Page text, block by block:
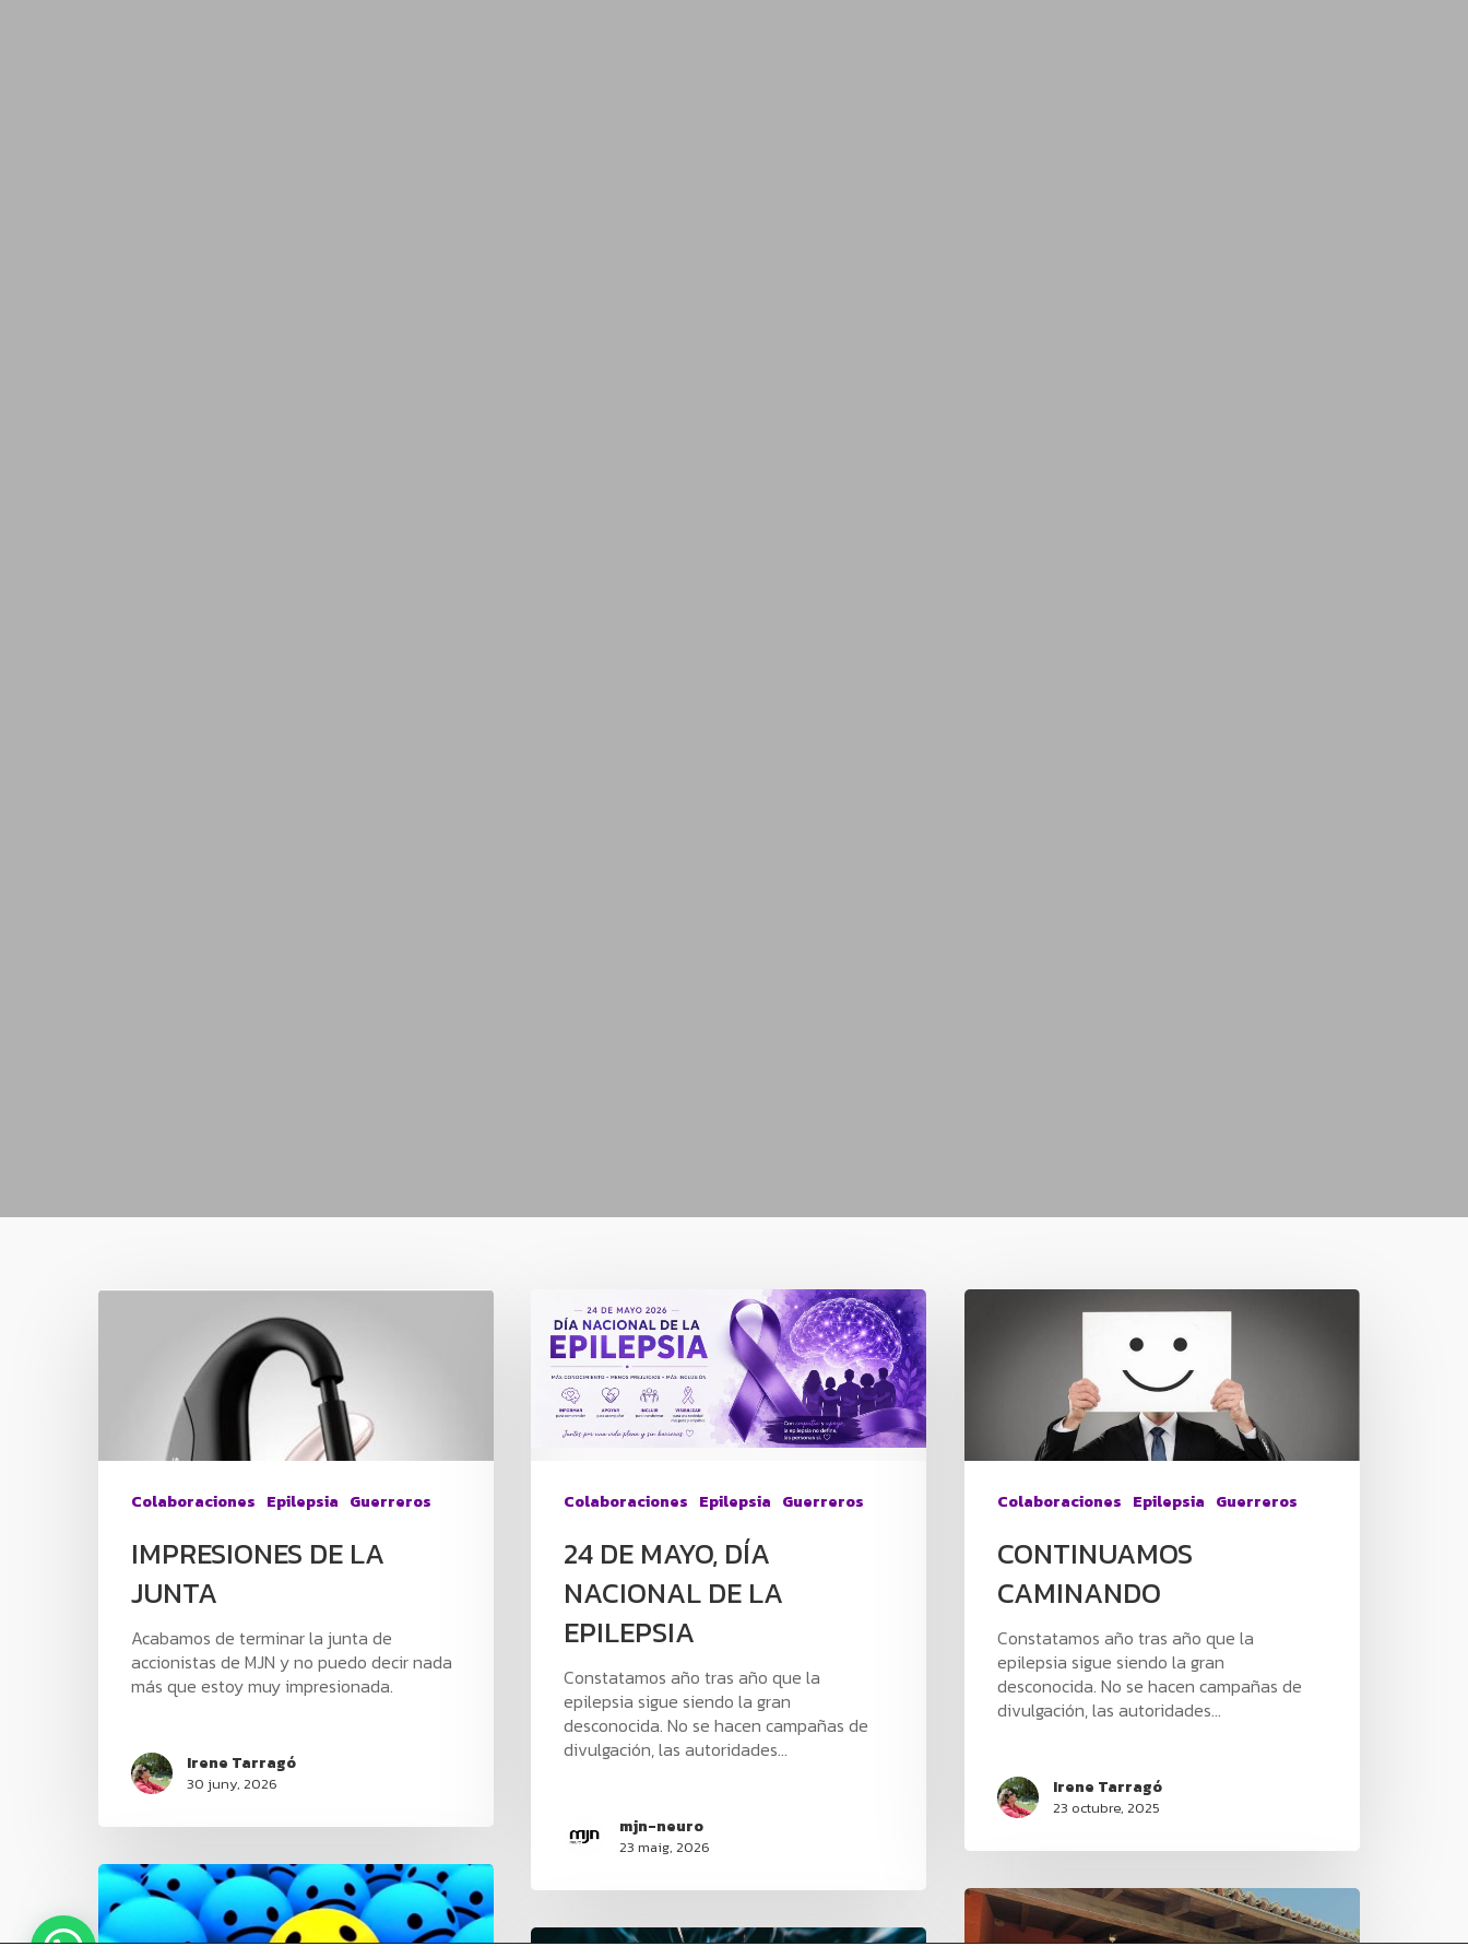
Colaboraciones Epilepsia Guerreros
IMPRESIONES DE LA
JUNTA
Acabamos de terminar la junta de
accionistas de MJN y no puedo decir nada
más que estoy muy impresionada.
Irene Tarragó
30 juny, 2026
Colaboraciones Epilepsia Guerreros
24 DE MAYO, DÍA
NACIONAL DE LA
EPILEPSIA
Constatamos año tras año que la
epilepsia sigue siendo la gran
desconocida. No se hacen campañas de
divulgación, las autoridades…
mjn-neuro
23 maig, 2026
Colaboraciones Epilepsia Guerreros
CONTINUAMOS
CAMINANDO
Constatamos año tras año que la
epilepsia sigue siendo la gran
desconocida. No se hacen campañas de
divulgación, las autoridades…
Irene Tarragó
23 octubre, 2025